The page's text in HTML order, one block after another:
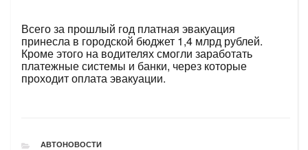
Всего за прошлый год платная эвакуация
принесла в городской бюджет 1,4 млрд рублей.
Кроме этого на водителях смогли заработать
платежные системы и банки, через которые
проходит оплата эвакуации.
РУБРИКИ
АВТОНОВОСТИ